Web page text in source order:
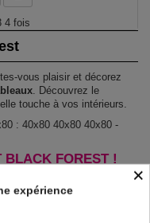
vous plaisir et décorez
. Découvrez le
touche à vos intérieurs.
: 40x80 40x80 40x80 -
BLACK FOREST !
couleurs avec des détails
sur tous les cotés et
×
expérience